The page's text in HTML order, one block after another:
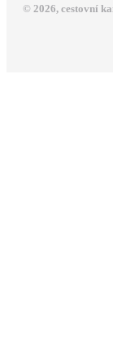
© 2026, cestovní